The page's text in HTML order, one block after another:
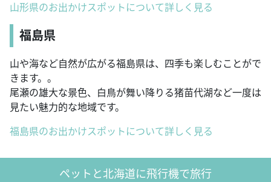
山形県のお出かけスポットについて詳しく見る
福島県
山や海など自然が広がる福島県は、四季も楽しむことがで
きます。。
尾瀬の雄大な景色、白鳥が舞い降りる猪苗代湖など一度は
見たい魅力的な地域です。
福島県のお出かけスポットについて詳しく見る
ペットと北海道に飛行機で旅行